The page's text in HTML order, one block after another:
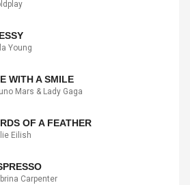
Young
WITH A SMILE
Mars & Lady Gaga
OF A FEATHER
Eilish
Carpenter